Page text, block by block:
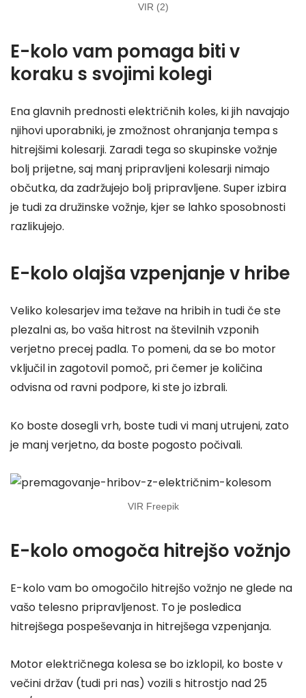
VIR (2)
E-kolo vam pomaga biti v
koraku s svojimi kolegi
Ena glavnih prednosti električnih koles, ki jih navajajo
njihovi uporabniki, je zmožnost ohranjanja tempa s
hitrejšimi kolesarji. Zaradi tega so skupinske vožnje
bolj prijetne, saj manj pripravljeni kolesarji nimajo
občutka, da zadržujejo bolj pripravljene. Super izbira
je tudi za družinske vožnje, kjer se lahko sposobnosti
razlikujejo.
E-kolo olajša vzpenjanje v hribe
Veliko kolesarjev ima težave na hribih in tudi če ste
plezalni as, bo vaša hitrost na številnih vzponih
verjetno precej padla. To pomeni, da se bo motor
vključil in zagotovil pomoč, pri čemer je količina
odvisna od ravni podpore, ki ste jo izbrali.
Ko boste dosegli vrh, boste tudi vi manj utrujeni, zato
je manj verjetno, da boste pogosto počivali.
VIR Freepik
E-kolo omogoča hitrejšo vožnjo
E-kolo vam bo omogočilo hitrejšo vožnjo ne glede na
vašo telesno pripravljenost. To je posledica
hitrejšega pospeševanja in hitrejšega vzpenjanja.
Motor električnega kolesa se bo izklopil, ko boste v
večini držav (tudi pri nas) vozili s hitrostjo nad 25